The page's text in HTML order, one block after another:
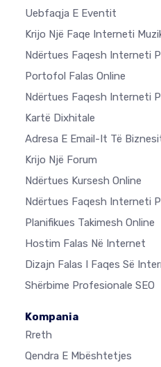
Uebfaqja E Eventit
Krijo Një Faqe Interneti
Ndërtues Faqesh Interneti
Portofol Falas Online
Ndërtues Faqesh Interneti
Kartë Dixhitale
Adresa E Email-It Të
Krijo Një Forum
Ndërtues Kursesh Online
Ndërtues Faqesh Interneti
Planifikues Takimesh Online
Hostim Falas Në Internet
Dizajn Falas I Faqes Së
Shërbime Profesionale SEO
Kompania
Rreth
Qendra E Mbështetjes